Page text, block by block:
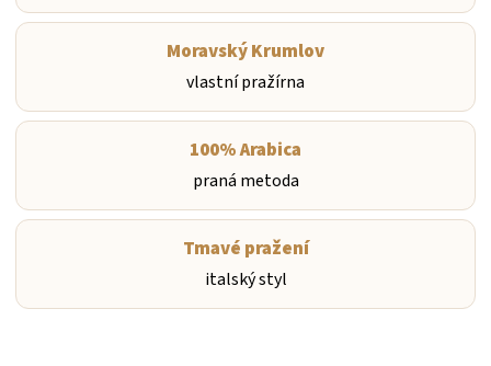
Moravský Krumlov
vlastní pražírna
100% Arabica
praná metoda
Tmavé pražení
italský styl